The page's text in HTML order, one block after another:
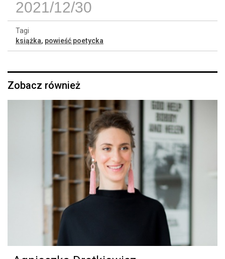
2021/12/30
Tagi
książka, powieść poetycka
Zobacz również